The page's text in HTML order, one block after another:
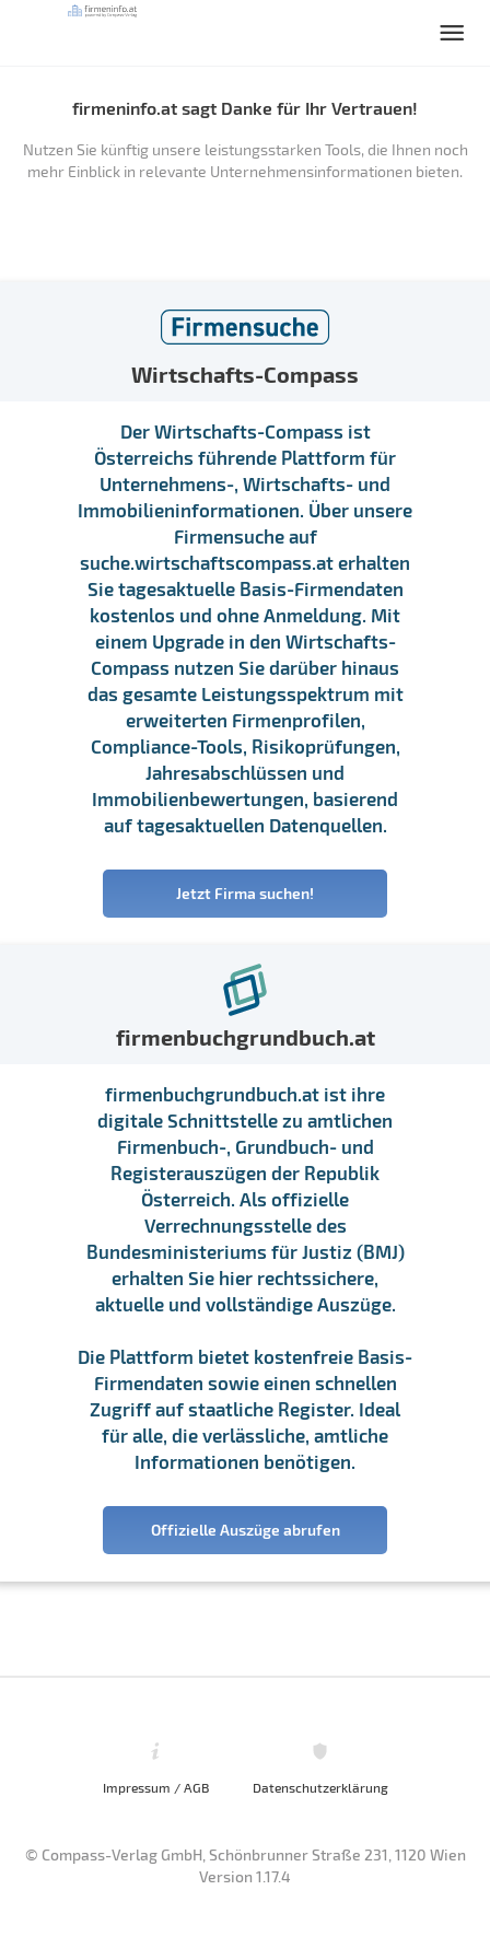
firmeninfo.at sagt Danke für Ihr Vertrauen!
Nutzen Sie künftig unsere leistungsstarken Tools, die Ihnen noch
mehr Einblick in relevante Unternehmensinformationen bieten.
Wirtschafts-Compass
Der Wirtschafts-Compass ist
Österreichs führende Plattform für
Unternehmens-, Wirtschafts- und
Immobilieninformationen. Über unsere
Firmensuche auf
suche.wirtschaftscompass.at erhalten
Sie tagesaktuelle Basis-Firmendaten
kostenlos und ohne Anmeldung. Mit
einem Upgrade in den Wirtschafts-
Compass nutzen Sie darüber hinaus
das gesamte Leistungsspektrum mit
erweiterten Firmenprofilen,
Compliance-Tools, Risikoprüfungen,
Jahresabschlüssen und
Immobilienbewertungen, basierend
auf tagesaktuellen Datenquellen.
Jetzt Firma suchen!
firmenbuchgrundbuch.at
firmenbuchgrundbuch.at ist ihre
digitale Schnittstelle zu amtlichen
Firmenbuch-, Grundbuch- und
Registerauszügen der Republik
Österreich. Als offizielle
Verrechnungsstelle des
Bundesministeriums für Justiz (BMJ)
erhalten Sie hier rechtssichere,
aktuelle und vollständige Auszüge.
Die Plattform bietet kostenfreie Basis-
Firmendaten sowie einen schnellen
Zugriff auf staatliche Register. Ideal
für alle, die verlässliche, amtliche
Informationen benötigen.
Offizielle Auszüge abrufen
Impressum / AGB Datenschutzerklärung
© Compass-Verlag GmbH, Schönbrunner Straße 231, 1120 Wien
Version 1.17.4